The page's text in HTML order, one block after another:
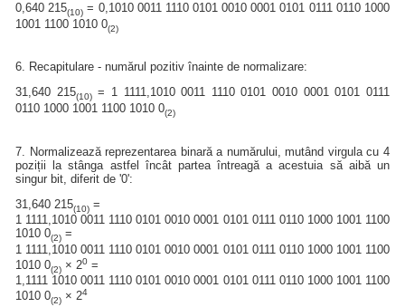
0,640 215(10) = 0,1010 0011 1110 0101 0010 0001 0101 0111 0110 1000
1001 1100 1010 0(2)
6. Recapitulare - numărul pozitiv înainte de normalizare:
31,640 215(10)= 1 1111,1010 0011 1110 0101 0010 0001 0101 0111
0110 1000 1001 1100 1010 0(2)
7. Normalizează reprezentarea binară a numărului, mutând virgula cu 4
poziții la stânga astfel încât partea întreagă a acestuia să aibă un
singur bit, diferit de '0':
31,640 215(10) =
1 1111,1010 0011 1110 0101 0010 0001 0101 0111 0110 1000 1001 1100
1010 0(2) =
1 1111,1010 0011 1110 0101 0010 0001 0101 0111 0110 1000 1001 1100
1010 0(2) × 20 =
1,1111 1010 0011 1110 0101 0010 0001 0101 0111 0110 1000 1001 1100
1010 0(2) × 24